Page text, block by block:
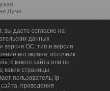
Дума
вы даете согласие на
данных
версия ОС; тип и версия
его экрана; источник,
с какого сайта или по
какие страницы
пользователь; ip-
проведения